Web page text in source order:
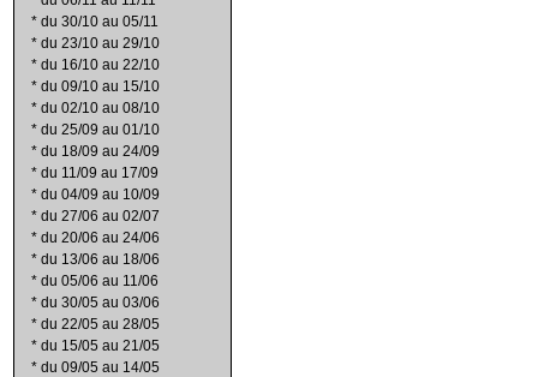
* du 30/10 au 05/11
* du 23/10 au 29/10
* du 16/10 au 22/10
* du 09/10 au 15/10
* du 02/10 au 08/10
* du 25/09 au 01/10
* du 18/09 au 24/09
* du 11/09 au 17/09
* du 04/09 au 10/09
* du 27/06 au 02/07
* du 20/06 au 24/06
* du 13/06 au 18/06
* du 05/06 au 11/06
* du 30/05 au 03/06
* du 22/05 au 28/05
* du 15/05 au 21/05
* du 09/05 au 14/05